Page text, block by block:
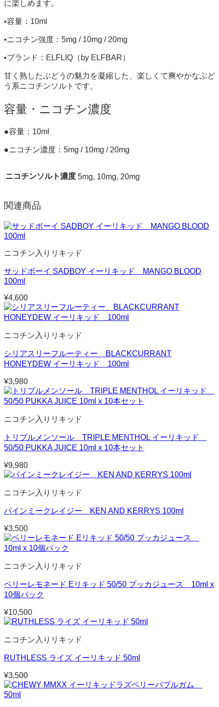
に楽しめます。
•容量：10ml
•ニコチン強度：5mg / 10mg / 20mg
•ブランド：ELFLIQ（by ELFBAR）
甘く熟したぶどうの魅力を凝縮した、楽しくて爽やかなぶど
う系ニコチンソルトです。
容量・ニコチン濃度
●容量：10ml
●ニコチン濃度：5mg / 10mg / 20mg
ニコチンソルト濃度 5mg, 10mg, 20mg
関連商品
ニコチン入りリキッド
サッドボーイ SADBOY イーリキッド MANGO BLOOD
100ml
¥4,600
ニコチン入りリキッド
シリアスリーフルーティー BLACKCURRANT
HONEYDEW イーリキッド 100ml
¥3,980
ニコチン入りリキッド
トリプルメンソール TRIPLE MENTHOL イーリキッド
50/50 PUKKA JUICE 10ml x 10本セット
¥9,980
ニコチン入りリキッド
パインミークレイジー KEN AND KERRYS 100ml
¥3,500
ニコチン入りリキッド
ベリーレモネード Eリキッド 50/50 プッカジュース 10ml x
10個パック
¥10,500
ニコチン入りリキッド
RUTHLESS ライズ イーリキッド 50ml
¥3,500